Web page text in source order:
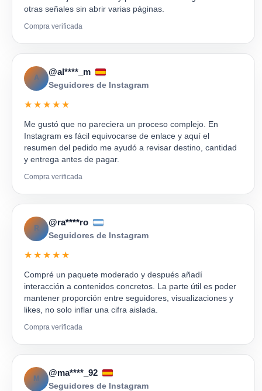
otras señales sin abrir varias páginas.
Compra verificada
A
@al****_m
Seguidores de Instagram
★★★★★
Me gustó que no pareciera un proceso complejo. En
Instagram es fácil equivocarse de enlace y aquí el
resumen del pedido me ayudó a revisar destino, cantidad
y entrega antes de pagar.
Compra verificada
R
@ra****ro
Seguidores de Instagram
★★★★★
Compré un paquete moderado y después añadí
interacción a contenidos concretos. La parte útil es poder
mantener proporción entre seguidores, visualizaciones y
likes, no solo inflar una cifra aislada.
Compra verificada
M
@ma****_92
Seguidores de Instagram